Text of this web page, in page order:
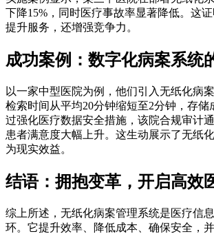
下降15%，同时医疗事故率显著降低。这
提升服务，还增强竞争力。
成功案例：数字化病案系统
以一家中型医院为例，他们引入无纸化病
检索时间从平均20分钟缩短至2分钟，存储
过强化医疗数据安全措施，该院合规审计通
患者满意度大幅上升。这生动展示了无纸
为现实效益。
结语：拥抱变革，开启高效
综上所述，无纸化病案管理系统是医疗信
环。它提升效率、降低成本、确保安全，